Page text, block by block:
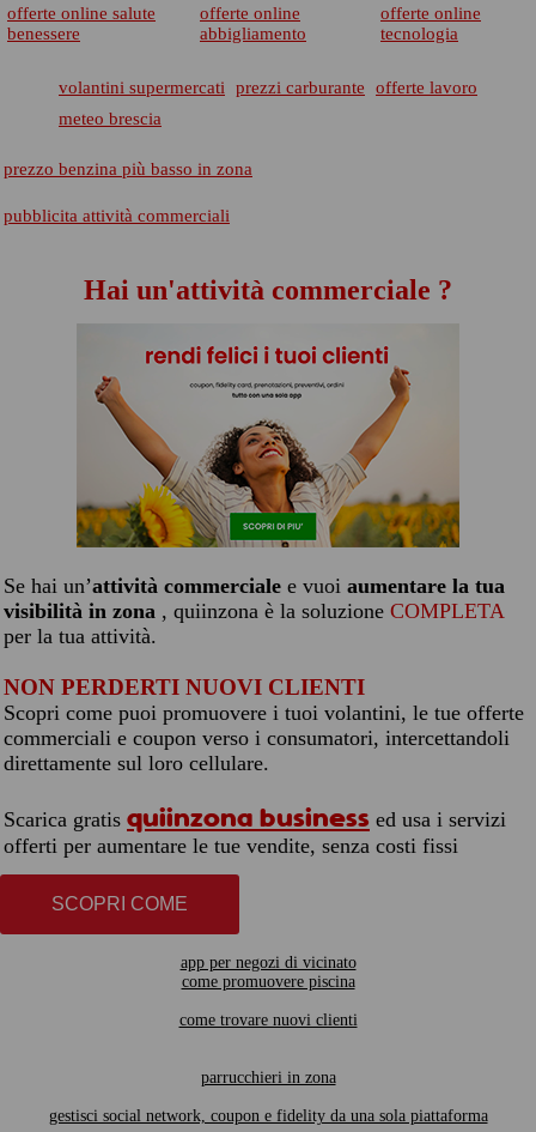
offerte online salute
benessere
offerte online
abbigliamento
offerte online
tecnologia
volantini supermercati prezzi carburante
offerte lavoro
meteo brescia
prezzo benzina più basso in zona
pubblicita attività commerciali
Hai un'attività commerciale ?
Se hai un’attività commerciale e vuoi aumentare la tua
visibilità in zona , quiinzona è la soluzione COMPLETA
per la tua attività.
NON PERDERTI NUOVI CLIENTI
Scopri come puoi promuovere i tuoi volantini, le tue offerte
commerciali e coupon verso i consumatori, intercettandoli
direttamente sul loro cellulare.
Scarica gratis quiinzona business ed usa i servizi
offerti per aumentare le tue vendite, senza costi fissi
SCOPRI COME
app per negozi di vicinato
come promuovere piscina
come trovare nuovi clienti
parrucchieri in zona
gestisci social network, coupon e fidelity da una sola piattaforma